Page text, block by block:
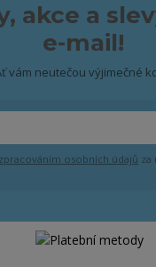
akce a
e-mail!
vám neutečou výjimečné
zpracováním osobních údajů za